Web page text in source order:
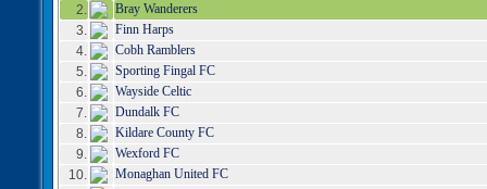
2.
Bray Wanderers
3.
Finn Harps
4.
Cobh Ramblers
5.
Sporting Fingal FC
6.
Wayside Celtic
7.
Dundalk FC
8.
Kildare County FC
9.
Wexford FC
10.
Monaghan United FC